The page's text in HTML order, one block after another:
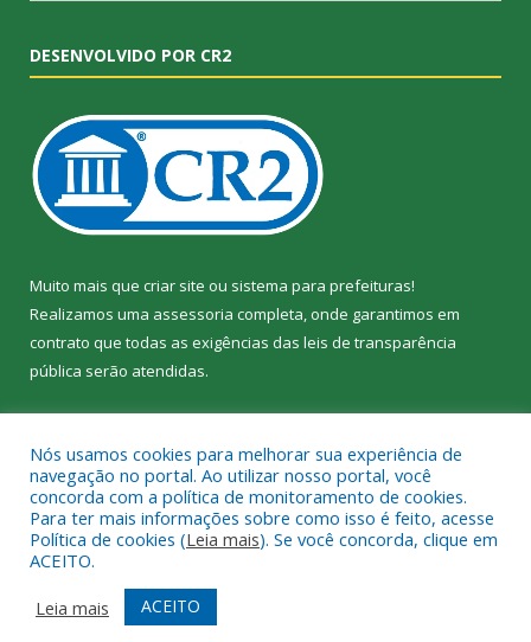
DESENVOLVIDO POR CR2
Muito mais que criar site ou sistema para prefeituras!
Realizamos uma assessoria completa, onde garantimos em
contrato que todas as exigências das leis de transparência
pública serão atendidas.
Todos os direitos reservados a Câmara Municipal de Jacundá.
Mapa do Site
Acessar Área Administrativa
Acessar Webmail
Nós usamos cookies para melhorar sua experiência de
navegação no portal. Ao utilizar nosso portal, você
concorda com a política de monitoramento de cookies.
Para ter mais informações sobre como isso é feito, acesse
Política de cookies (Leia mais). Se você concorda, clique em
ACEITO.
Leia mais
ACEITO